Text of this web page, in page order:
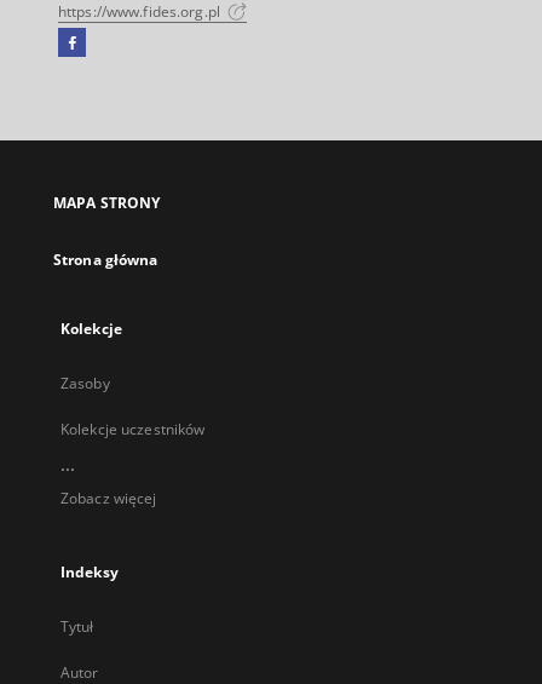
https://www.fides.org.pl
Facebook
się
karcie
MAPA STRONY
Strona główna
Kolekcje
Zasoby
Kolekcje uczestników
...
Zobacz więcej
Indeksy
Tytuł
Autor